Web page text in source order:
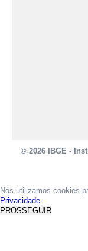
© 2026 IBGE -
Nós utilizamos cookies
Privacidade.
PROSSEGUIR